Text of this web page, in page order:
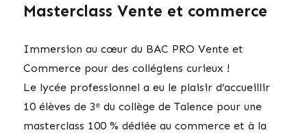
Masterclass Vente et commerce
Immersion au cœur du BAC PRO Vente et
Commerce pour des collégiens curieux !
Le lycée professionnel a eu le plaisir d’accueillir
10 élèves de 3ᵉ du collège de Talence pour une
masterclass 100 % dédiée au commerce et à la